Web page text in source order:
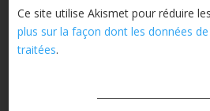
Ce site utilise Akismet pour réduire
plus sur la façon dont les données
traitées.